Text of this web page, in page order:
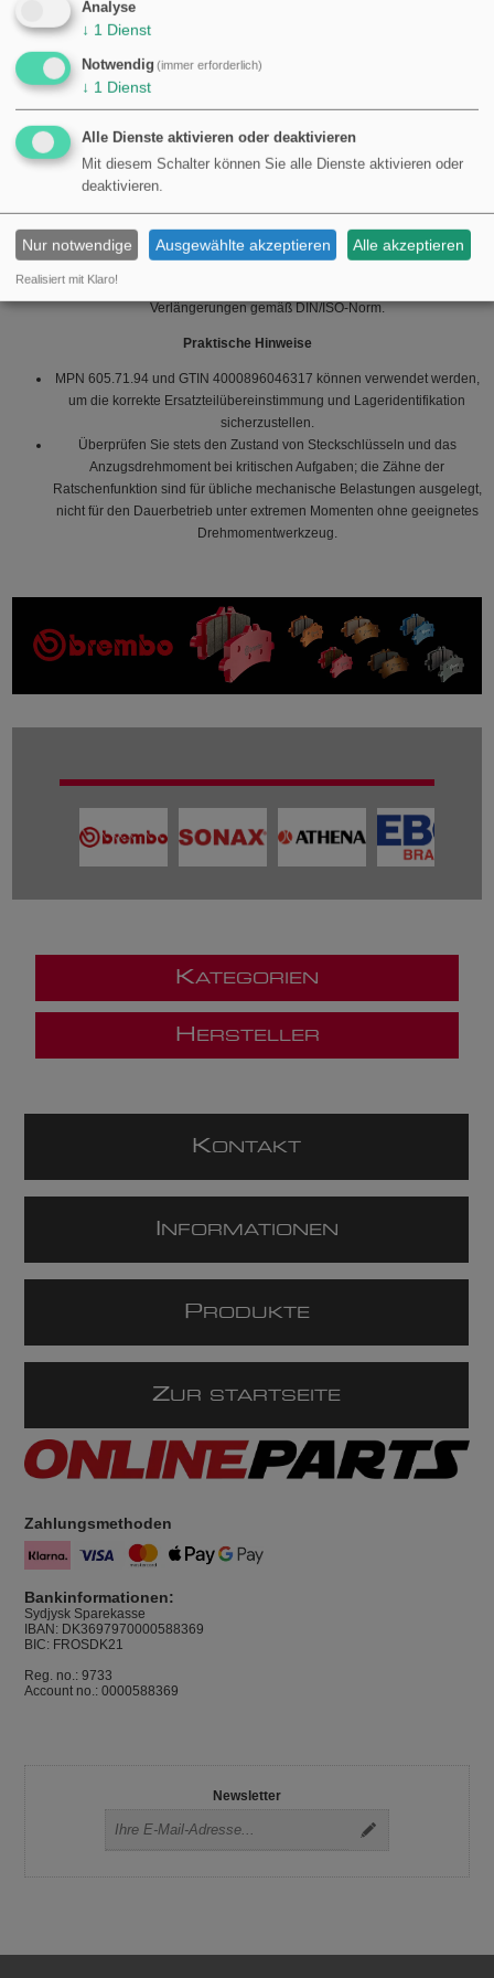
Das Werkzeug wird nach geltenden Normen (DIN 3122, ISO 3315) gefertigt,
was die Kompatibilität mit entsprechenden Steckverbindern und
Steckschlüsseln sicherstellt. Die Produktion in Deutschland (Hazet) steht
typischerweise für strenge Qualitätskontrolle und gleichbleibende Fertigung.
Anwendungsbereiche und Eignung
verwendet werden.
Bietet gute Kontrolle bei Arbeiten in engen Bereichen dank der 32-
Zahn-Mechanik und der relativ kurzen Gesamtlänge.
Passend zu standardmäßigen 1/2" Steckschlüsseln und
Verlängerungen gemäß DIN/ISO-Norm.
Praktische Hinweise
MPN 605.71.94 und GTIN 4000896046317 können verwendet werden,
um die korrekte Ersatzteilübereinstimmung und Lageridentifikation
sicherzustellen.
Überprüfen Sie stets den Zustand von Steckschlüsseln und das
Anzugsdrehmoment bei kritischen Aufgaben; die Zähne der
Ratschenfunktion sind für übliche mechanische Belastungen ausgelegt,
nicht für den Dauerbetrieb unter extremen Momenten ohne geeignetes
Drehmomentwerkzeug.
KATEGORIEN
H ERSTELLER
KONTAKT
NFORMATIONEN
P RODUKTE
ZUR STARTSEITE
Zahlungsmethoden
Bankinformationen:
Sydjysk Sparekasse
IBAN: DK3697970000588369
BIC: FROSDK21
Reg. no.: 9733
Account no.: 0000588369
Newsletter
Analyse
↓ 1 Dienst
Notwendig (immer erforderlich)
↓ 1 Dienst
Alle Dienste aktivieren oder deaktivieren
Mit diesem Schalter können Sie alle Dienste aktivieren oder
deaktivieren.
Nur notwendige Ausgewählte akzeptieren Alle akzeptieren
Realisiert mit Klaro!